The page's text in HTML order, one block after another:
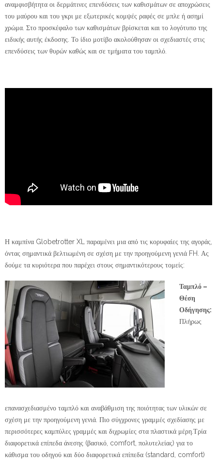
αναμφισβήτητα οι δερμάτινες επενδύσεις των καθισμάτων σε αποχρώσεις
του μαύρου και του γκρι με εξωτερικές κομψές ραφές σε μπλε ή ασημί
χρώμα. Στο προσκέφαλο των καθισμάτων βρίσκεται και το λογότυπο της
ειδικής αυτής έκδοσης. Το ίδιο μοτίβο ακολούθησαν οι σχεδιαστές στις
επενδύσεις των θυρών καθώς και σε τμήματα του ταμπλό.
Η καμπίνα Globetrotter XL παραμένει μια από τις κορυφαίες της αγοράς,
όντας σημαντικά βελτιωμένη σε σχέση με την προηγούμενη γενιά FH. Ας
δούμε τα κυριότερα που παρέχει στους σημαντικότερους τομείς:
Ταμπλό –
Θέση
Οδήγησης:
Πλήρως
επανασχεδιασμένο ταμπλό και αναβάθμιση της ποιότητας των υλικών σε
σχέση με την προηγούμενη γενιά. Πιο σύγχρονες γραμμές σχεδίασης με
περισσότερες καμπύλες γραμμές και διχρωμίες στα πλαστικά μέρη.Τρία
διαφορετικά επίπεδα άνεσης (βασικό, comfort, πολυτελείας) για το
κάθισμα του οδηγού και δύο διαφορετικά επίπεδα (standard, comfort)